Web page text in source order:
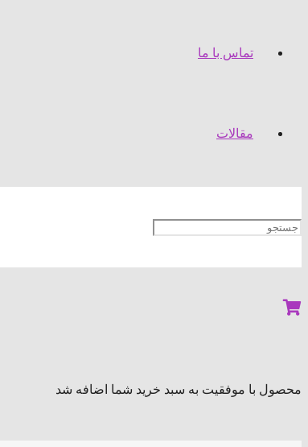
تماس با ما
مقالات
محصول با موفقیت به سبد خرید شما اضافه شد